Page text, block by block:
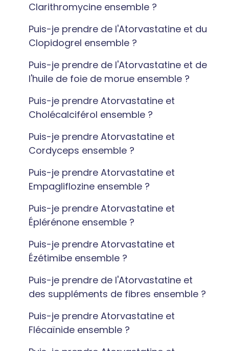
Clarithromycine ensemble ?
Puis-je prendre de l'Atorvastatine et du
Clopidogrel ensemble ?
Puis-je prendre de l'Atorvastatine et de
l'huile de foie de morue ensemble ?
Puis-je prendre Atorvastatine et
Cholécalciférol ensemble ?
Puis-je prendre Atorvastatine et
Cordyceps ensemble ?
Puis-je prendre Atorvastatine et
Empagliflozine ensemble ?
Puis-je prendre Atorvastatine et
Éplérénone ensemble ?
Puis-je prendre Atorvastatine et
Ézétimibe ensemble ?
Puis-je prendre de l'Atorvastatine et
des suppléments de fibres ensemble ?
Puis-je prendre Atorvastatine et
Flécaïnide ensemble ?